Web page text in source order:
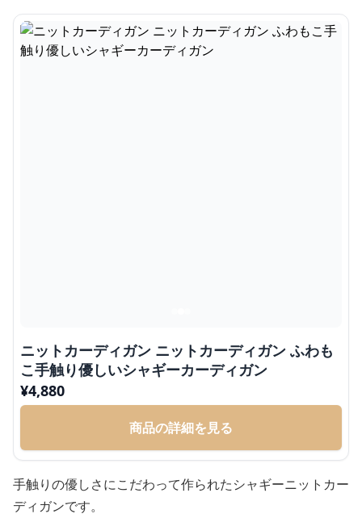
ニットカーディガン ニットカーディガン ふわも
こ手触り優しいシャギーカーディガン
¥4,880
商品の詳細を見る
手触りの優しさにこだわって作られたシャギーニットカー
ディガンです。